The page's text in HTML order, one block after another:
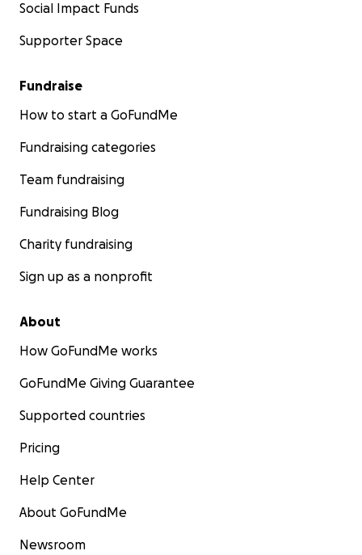
Social Impact Funds
Supporter Space
Fundraise
How to start a GoFundMe
Fundraising categories
Team fundraising
Fundraising Blog
Charity fundraising
Sign up as a nonprofit
About
How GoFundMe works
GoFundMe Giving Guarantee
Supported countries
Pricing
Help Center
About GoFundMe
Newsroom